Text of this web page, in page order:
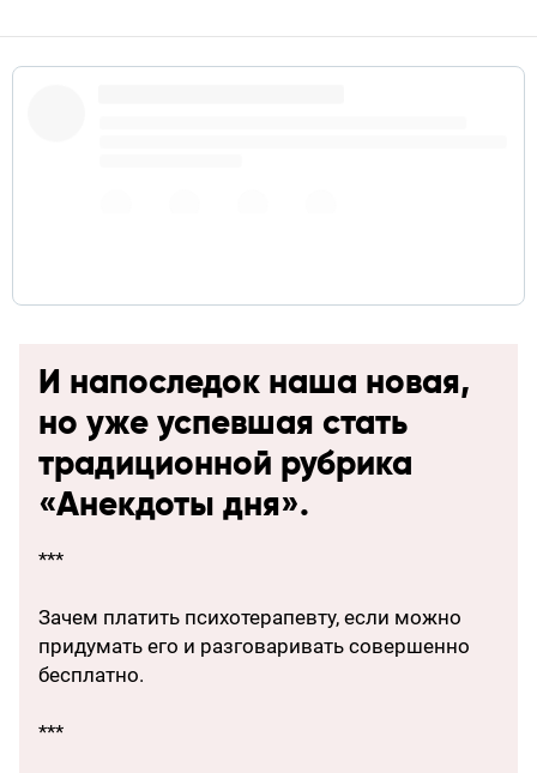
И напоследок наша новая,
но уже успевшая стать
традиционной рубрика
«Анекдоты дня».
***
Зачем платить психотерапевту, если можно
придумать его и разговаривать совершенно
бесплатно.
***